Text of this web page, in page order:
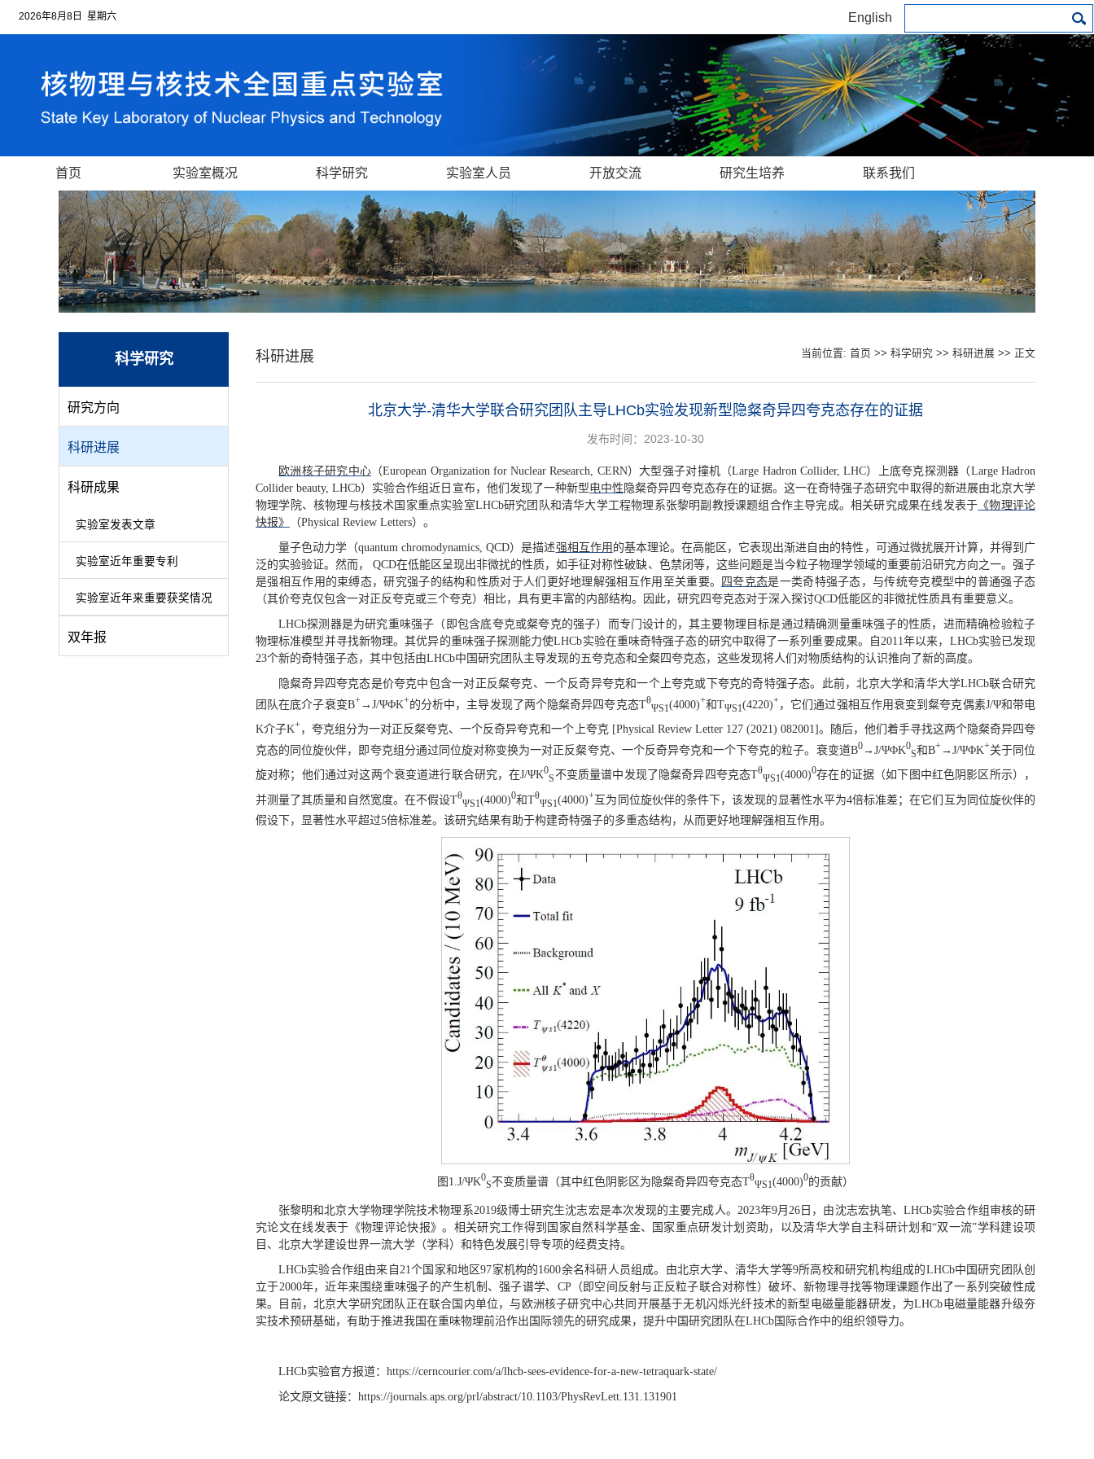
2026年8月8日 星期六 English
首页 实验室概况 科学研究 实验室人员 开放交流 研究生培养 联系我们
科学研究
研究方向
科研进展
科研成果
实验室发表文章
实验室近年重要专利
实验室近年来重要获奖情况
双年报
当前位置: 首页 >> 科学研究 >> 科研进展 >> 正文
科研进展
北京大学-清华大学联合研究团队主导LHCb实验发现新型隐粲奇异四夸克态存在的证据
发布时间：2023-10-30
欧洲核子研究中心 （European Organization for Nuclear Research, CERN）大型强子对撞机（Large Hadron Collider, LHC）上底夸克探测器（Large Hadron
Collider beauty, LHCb）实验合作组近日宣布，他们发现了一种新型电中性 隐粲奇异四夸克态存在的证据。这一在奇特强子态研究中取得的新进展由北京大学
物理学院、核物理与核技术国家重点实验室LHCb研究团队和清华大学工程物理系张黎明副教授课题组合作主导完成。相关研究成果在线发表于 《物理评论
快报》
（Physical Review Letters）。
量子色动力学（quantum chromodynamics, QCD）是描述强相互作用 的基本理论。在高能区，它表现出渐进自由的特性，可通过微扰展开计算，并得到广
泛的实验验证。然而， QCD在低能区呈现出非微扰的性质，如手征对称性破缺、色禁闭等，这些问题是当今粒子物理学领域的重要前沿研究方向之一。强子
是强相互作用的束缚态，研究强子的结构和性质对于人们更好地理解强相互作用至关重要。
四夸克态是一类奇特强子态，与传统夸克模型中的普通强子态
（其价夸克仅包含一对正反夸克或三个夸克）相比，具有更丰富的内部结构。因此，研究四夸克态对于深入探讨QCD低能区的非微扰性质具有重要意义。
LHCb探测器是为研究重味强子（即包含底夸克或粲夸克的强子）而专门设计的，其主要物理目标是通过精确测量重味强子的性质，进而精确检验粒子
物理标准模型并寻找新物理。其优异的重味强子探测能力使LHCb实验在重味奇特强子态的研究中取得了一系列重要成果。自2011年以来，LHCb实验已发现
23个新的奇特强子态，其中包括由LHCb中国研究团队主导发现的五夸克态和全粲四夸克态，这些发现将人们对物质结构的认识推向了新的高度。
隐粲奇异四夸克态是价夸克中包含一对正反粲夸克、一个反奇异夸克和一个上夸克或下夸克的奇特强子态。此前，北京大学和清华大学LHCb联合研究
团队在底介子衰变B+ →J/ΨΦK+的分析中，主导发现了两个隐粲奇异四夸克态Tθ
ΨS1 (4000)+和TΨS1 (4220)+ ，它们通过强相互作用衰变到粲夸克偶素J/Ψ和带电
K介子K+ ，夸克组分为一对正反粲夸克、一个反奇异夸克和一个上夸克 [Physical Review Letter 127 (2021) 082001]。随后，他们着手寻找这两个隐粲奇异四夸
克态的同位旋伙伴，即夸克组分通过同位旋对称变换为一对正反粲夸克、一个反奇异夸克和一个下夸克的粒子。衰变道B0→J/ΨΦK0
S和B+ →J/ΨΦK+关于同位
旋对称；他们通过对这两个衰变道进行联合研究，在J/ΨK0
S不变质量谱中发现了隐粲奇异四夸克态Tθ
ΨS1(4000)0存在的证据（如下图中红色阴影区所示），
并测量了其质量和自然宽度。在不假设Tθ
ΨS1(4000)0和Tθ
ΨS1(4000)+互为同位旋伙伴的条件下，该发现的显著性水平为4倍标准差；在它们互为同位旋伙伴的
假设下，显著性水平超过5倍标准差。该研究结果有助于构建奇特强子的多重态结构，从而更好地理解强相互作用。
图1.J/ΨK0
S不变质量谱（其中红色阴影区为隐粲奇异四夸克态Tθ
ΨS1(4000)0的贡献）
张黎明和北京大学物理学院技术物理系2019级博士研究生沈志宏是本次发现的主要完成人。2023年9月26日，由沈志宏执笔、LHCb实验合作组审核的研
究论文在线发表于《物理评论快报》。相关研究工作得到国家自然科学基金、国家重点研发计划资助，以及清华大学自主科研计划和“双一流”学科建设项
目、北京大学建设世界一流大学（学科）和特色发展引导专项的经费支持。
LHCb实验合作组由来自21个国家和地区97家机构的1600余名科研人员组成。由北京大学、清华大学等9所高校和研究机构组成的LHCb中国研究团队创
立于2000年，近年来围绕重味强子的产生机制、强子谱学、CP（即空间反射与正反粒子联合对称性）破坏、新物理寻找等物理课题作出了一系列突破性成
果。目前，北京大学研究团队正在联合国内单位，与欧洲核子研究中心共同开展基于无机闪烁光纤技术的新型电磁量能器研发，为LHCb电磁量能器升级夯
实技术预研基础，有助于推进我国在重味物理前沿作出国际领先的研究成果，提升中国研究团队在LHCb国际合作中的组织领导力。
LHCb实验官方报道： https://cerncourier.com/a/lhcb-sees-evidence-for-a-new-tetraquark-state/
论文原文链接： https://journals.aps.org/prl/abstract/10.1103/PhysRevLett.131.131901